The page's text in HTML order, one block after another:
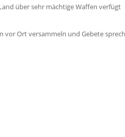
über sehr mächtige Waffen verfügt
vor Ort versammeln und Gebete